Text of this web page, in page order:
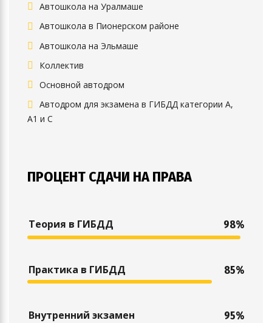
Автошкола на Уралмаше
Автошкола в Пионерском районе
Автошкола на Эльмаше
Коллектив
Основной автодром
Автодром для экзамена в ГИБДД категории А,
А1 и С
ПРОЦЕНТ СДАЧИ НА ПРАВА
Теория в ГИБДД 98%
Практика в ГИБДД 85%
Внутренний экзамен 95%